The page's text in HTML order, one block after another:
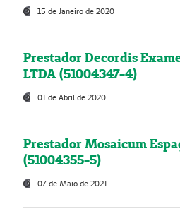
15 de Janeiro de 2020
Prestador Decordis
LTDA (51004347-4)
01 de Abril de 2020
Prestador Mosaicum
(51004355-5)
07 de Maio de 2021